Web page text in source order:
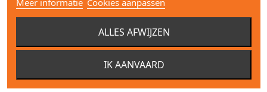
Levis Ambiance lak satin
Meer informatie Cookies aanpassen
ALLES AFWIJZEN
IK AANVAARD